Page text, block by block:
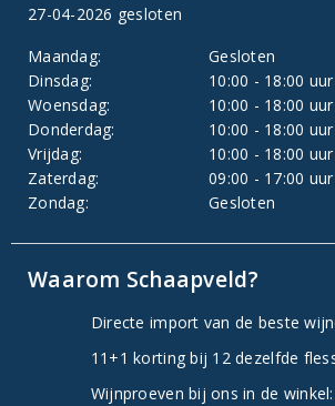
27-04-2026 gesloten
Maandag:
Gesloten
Dinsdag:
10:00 - 18:00 uur
Woensdag:
10:00 - 18:00 uur
Donderdag:
10:00 - 18:00 uur
Vrijdag:
10:00 - 18:00 uur
Zaterdag:
09:00 - 17:00 uur
Zondag:
Gesloten
Waarom Schaapveld?
Directe import van de beste
11+1 korting bij 12 dezelfde
Wijnproeven bij ons in de